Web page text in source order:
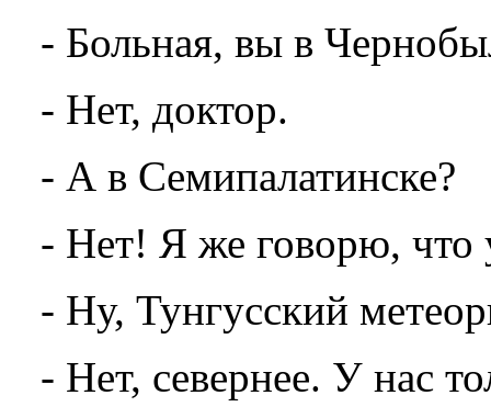
- Больная, вы в
- Hет, доктор.
- А в Семипалатинске?
- Hет! Я же говорю, что
- Hу, Тунгусский
- Hет, севернее. У нас